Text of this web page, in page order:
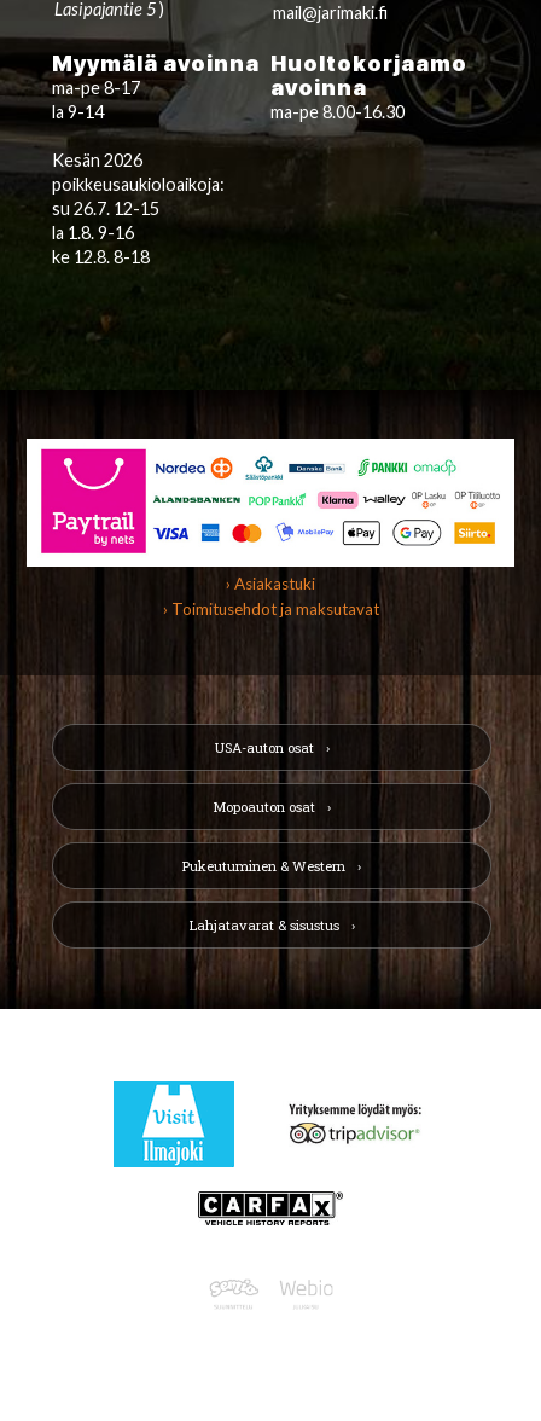
Lasipajantie 5) mail@jarimaki.fi
Myymälä avoinna
ma-pe 8-17
la 9-14
Kesän 2026
poikkeusaukioloaikoja:
su 26.7. 12-15
la 1.8. 9-16
ke 12.8. 8-18
Huoltokorjaamo
avoinna
ma-pe 8.00-16.30
› Asiakastuki
› Toimitusehdot ja maksutavat
USA-auton osat
Mopoauton osat
Pukeutuminen & Western
Lahjatavarat & sisustus